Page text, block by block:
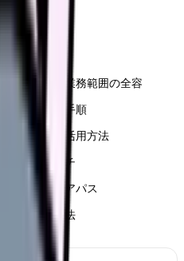
法的定義と業務範囲の全容
ックと実践手順
の効果的な活用方法
的アプローチ
的なキャリアパス
での応用方法